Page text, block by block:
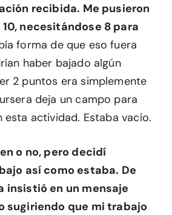
recibida. Me pusieron
necesitándose 8 para
forma de que eso fuera
haber bajado algún
2 puntos era simplemente
deja un campo para
esta actividad. Estaba vacío.
o no, pero decidí
así como estaba. De
insistió en un mensaje
sugiriendo que mi trabajo